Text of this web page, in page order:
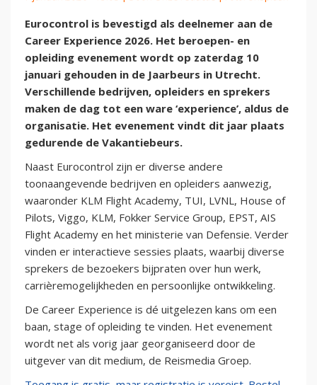
Eurocontrol is bevestigd als deelnemer aan de
Career Experience 2026. Het beroepen- en
opleiding evenement wordt op zaterdag 10
januari gehouden in de Jaarbeurs in Utrecht.
Verschillende bedrijven, opleiders en sprekers
maken de dag tot een ware ‘experience’, aldus de
organisatie. Het evenement vindt dit jaar plaats
gedurende de Vakantiebeurs.
Naast Eurocontrol zijn er diverse andere
toonaangevende bedrijven en opleiders aanwezig,
waaronder KLM Flight Academy, TUI, LVNL, House of
Pilots, Viggo, KLM, Fokker Service Group, EPST, AIS
Flight Academy en het ministerie van Defensie. Verder
vinden er interactieve sessies plaats, waarbij diverse
sprekers de bezoekers bijpraten over hun werk,
carrièremogelijkheden en persoonlijke ontwikkeling.
De Career Experience is dé uitgelezen kans om een
baan, stage of opleiding te vinden. Het evenement
wordt net als vorig jaar georganiseerd door de
uitgever van dit medium, de Reismedia Groep.